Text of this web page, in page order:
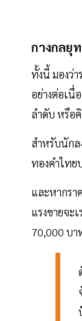
กางกลยุ
ทั้งนี้ มองว่
อย่างต่อเนื่
ลำดับ หรือ
สำหรับนักล
ทองคำไทย
และหากรา
แรงขายจะ
70,000 บา